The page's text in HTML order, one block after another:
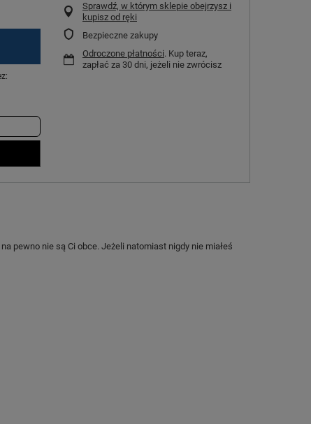
Sprawdź, w którym sklepie obejrzysz i
kupisz od ręki
Bezpieczne zakupy
Odroczone płatności. Kup teraz,
zapłać za 30 dni, jeżeli nie zwrócisz
pewno nie są Ci obce. Jeżeli natomiast nigdy nie miałeś